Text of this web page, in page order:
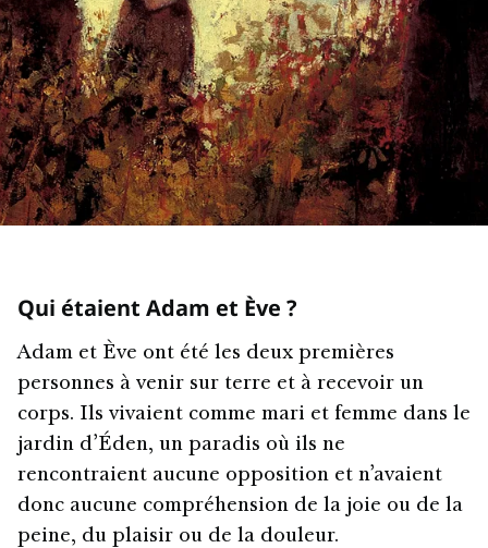
Qui étaient Adam et Ève ?
Adam et Ève ont été les deux premières
personnes à venir sur terre et à recevoir un
corps. Ils vivaient comme mari et femme dans le
jardin d’Éden, un paradis où ils ne
rencontraient aucune opposition et n’avaient
donc aucune compréhension de la joie ou de la
peine, du plaisir ou de la douleur.